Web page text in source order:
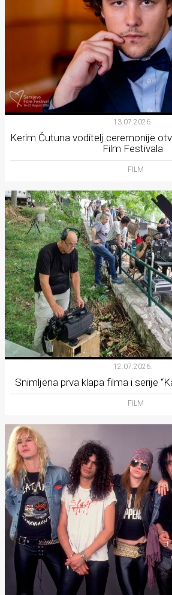
13.07.2026.
Kerim Čutuna voditelj ceremonije
Film Festivala
FILM
12.07.2026.
Snimljena prva klapa filma i serije
FILM